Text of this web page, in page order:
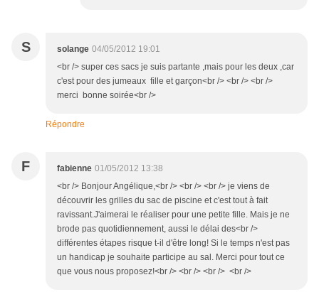
S solange 04/05/2012 19:01
<br /> super ces sacs je suis partante ,mais pour les deux ,car
c'est pour des jumeaux fille et garçon<br /> <br /> <br />
merci bonne soirée<br />
Répondre
F fabienne 01/05/2012 13:38
<br /> Bonjour Angélique,<br /> <br /> <br /> je viens de
découvrir les grilles du sac de piscine et c'est tout à fait
ravissant.J'aimerai le réaliser pour une petite fille. Mais je ne
brode pas quotidiennement, aussi le délai des<br />
différentes étapes risque t-il d'être long! Si le temps n'est pas
un handicap je souhaite participe au sal. Merci pour tout ce
que vous nous proposez!<br /> <br /> <br /> <br />